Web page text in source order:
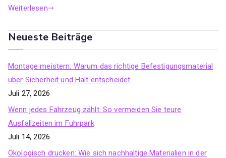
Weiterlesen
Neueste Beiträge
Montage meistern: Warum das richtige Befestigungsmaterial
über Sicherheit und Halt entscheidet
Juli 27, 2026
Wenn jedes Fahrzeug zählt: So vermeiden Sie teure
Ausfallzeiten im Fuhrpark
Juli 14, 2026
Ökologisch drucken: Wie sich nachhaltige Materialien in der